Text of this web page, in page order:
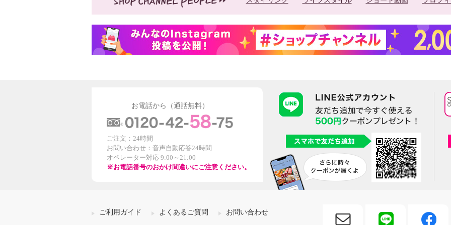
お電話から（通話無料）
ご注文：24時間
お問い合わせ：音声自動応答24時間
オペレーター対応 9:00～21:00
※お電話番号のおかけ間違いにご注意ください。
ご利用ガイド よくあるご質問 お問い合わせ